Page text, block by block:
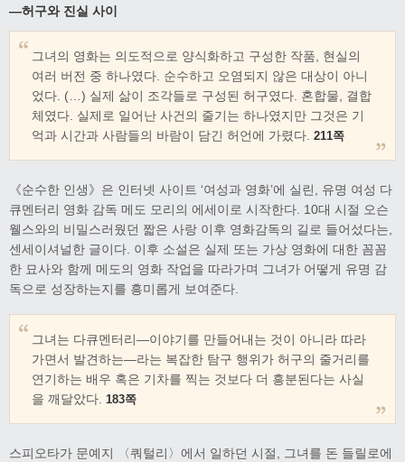
―허구와 진실 사이
그녀의 영화는 의도적으로 양식화하고 구성한 작품, 현실의
여러 버전 중 하나였다. 순수하고 오염되지 않은 대상이 아니
었다. (…) 실제 삶이 조각들로 구성된 허구였다. 혼합물, 결합
체였다. 실제로 일어난 사건의 줄기는 하나였지만 그것은 기
억과 시간과 사람들의 바람이 담긴 허언에 가렸다. 211쪽
《순수한 인생》은 인터넷 사이트 ‘여성과 영화’에 실린, 유명 여성 다
큐멘터리 영화 감독 메도 모리의 에세이로 시작한다. 10대 시절 오슨
웰스와의 비밀스러웠던 짧은 사랑 이후 영화감독의 길로 들어섰다는,
센세이셔널한 글이다. 이후 소설은 실제 또는 가상 영화에 대한 꼼꼼
한 묘사와 함께 메도의 영화 작업을 따라가며 그녀가 어떻게 유명 감
독으로 성장하는지를 흥미롭게 보여준다.
그녀는 다큐멘터리—이야기를 만들어내는 것이 아니라 따라
가면서 발견하는—라는 복잡한 탐구 행위가 허구의 줄거리를
연기하는 배우 혹은 기차를 찍는 것보다 더 흥분된다는 사실
을 깨달았다. 183쪽
스피오타가 문예지 〈쿼털리〉에서 일하던 시절, 그녀를 돈 들릴로에